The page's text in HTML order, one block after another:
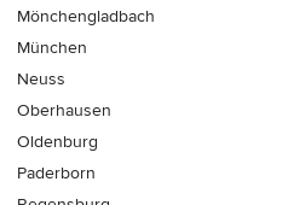
Mönchen­gladbach
München
Neuss
Oberhausen
Oldenburg
Paderborn